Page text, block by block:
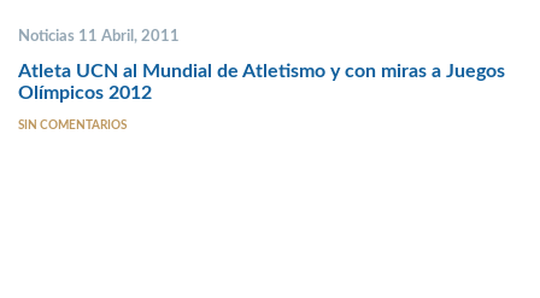
Noticias 11 Abril, 2011
Atleta UCN al Mundial de Atletismo y con miras a Juegos
Olímpicos 2012
SIN COMENTARIOS